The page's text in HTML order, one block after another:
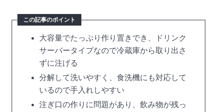
この記事のポイント
大容量でたっぷり作り置きでき、ドリンク
サーバータイプなので冷蔵庫から取り出さ
ずに注げる
分解して洗いやすく、食洗機にも対応して
いるので手入れしやすい
注ぎ口の作りに問題があり、飲み物が残っ